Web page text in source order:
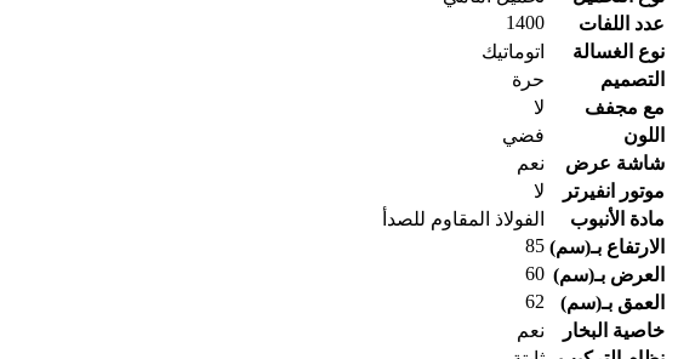
عدد اللفات
1400
نوع الغسالة
اتوماتيك
التصميم
حرة
مع مجفف
لا
اللون
فضي
شاشة عرض
نعم
موتور انفيرتر
لا
مادة الأنبوب
الفولاذ المقاوم للصدأ
الارتفاع بـ(سم) 85
العرض بـ(سم) 60
العمق بـ(سم)
62
خاصية البخار
نعم